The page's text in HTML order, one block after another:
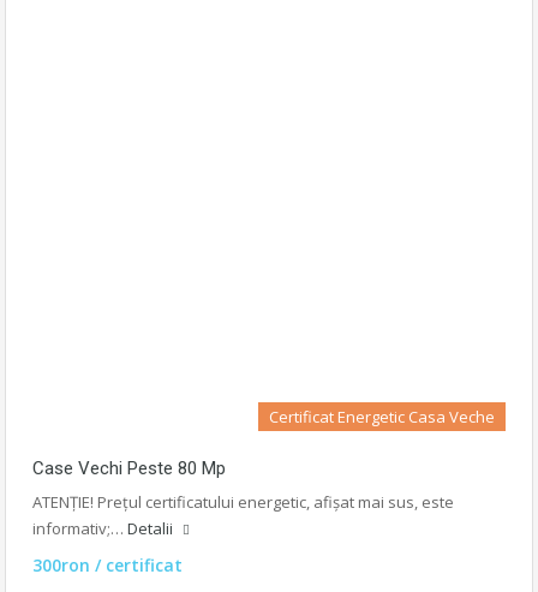
Certificat Energetic Casa Veche
Case Vechi Peste 80 Mp
ATENȚIE! Prețul certificatului energetic, afișat mai sus, este
informativ;… Detalii
300ron / certificat